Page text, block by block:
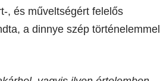
, és műveltségért felelős
a dinnye szép történelemmel